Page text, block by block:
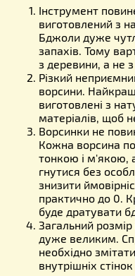
Інструмент
виготовлений з
Бджоли дуже
запахів. Тому
з деревини, а не
Різкий
ворсини.
виготовлені з
матеріалів, щоб
Ворсинки не
Кожна ворсина
тонкою і м'якою,
гнутися без
знизити
практично до 0.
буде дратувати
Загальний
дуже великим.
необхідно
внутрішніх